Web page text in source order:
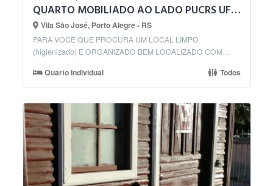
QUARTO MOBILIADO AO LADO PUCRS UFRGS-VALE A PARTIR R$ 600,00
Vila São José, Porto Alegre - RS
PARA VOCÊ QUE PROCURA UM LOCAL LIMPO
(higienizado) E ORGANIZADO BEM LOCALIZADO COM
Quarto Individual Todos